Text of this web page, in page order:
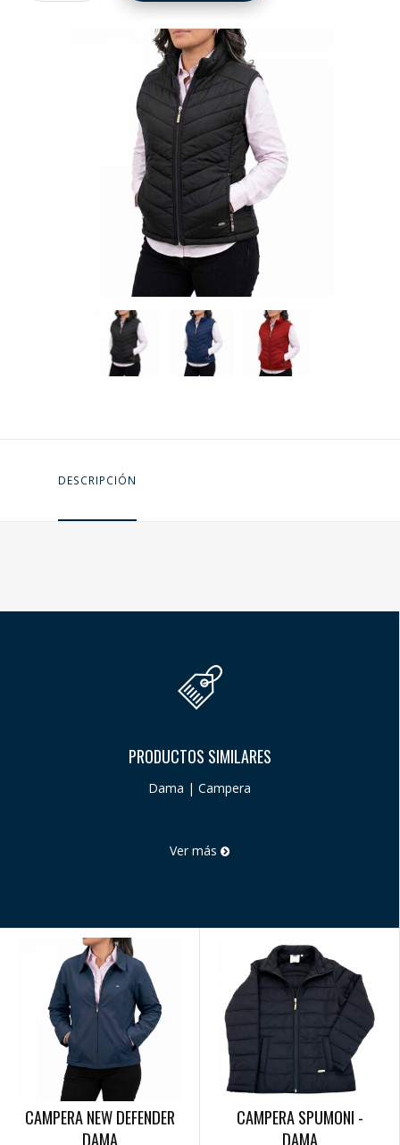
DESCRIPCIÓN
PRODUCTOS SIMILARES
Dama | Campera
Ver más
CAMPERA NEW DEFENDER
DAMA
CAMPERA SPUMONI -
DAMA